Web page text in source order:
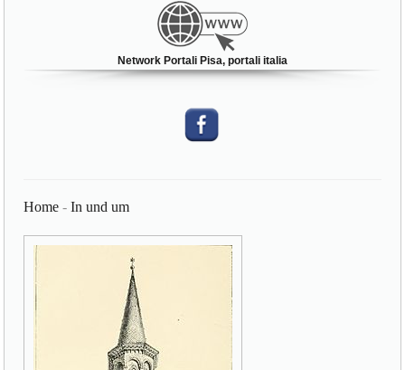
Network Portali Pisa, portali italia
Home -In und um